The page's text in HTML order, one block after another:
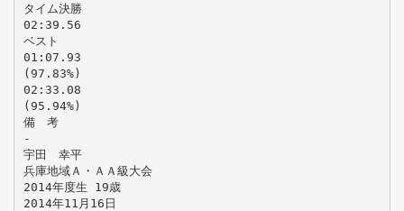
タイム決勝
02:39.56
ベスト
01:07.93
(97.83%)
02:33.08
(95.94%)
備 考
-
宇田 幸平
兵庫地域Ａ・ＡＡ級大会
2014年度生 19歳
2014年11月16日